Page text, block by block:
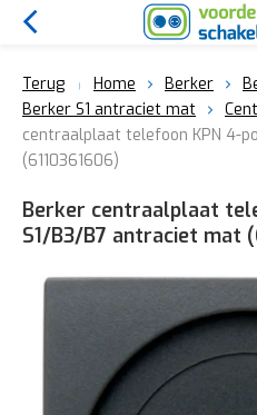
Terug Home Berker
Berker S1 antraciet mat
centraalplaat telefoon KPN 4-
(6110361606)
Berker centraalplaat
S1/B3/B7 antraciet mat